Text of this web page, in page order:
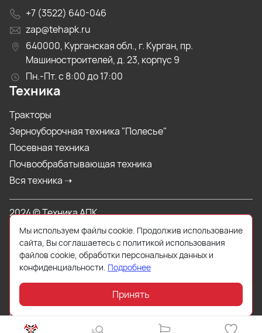
+7 (3522) 640-046
zap@tehapk.ru
640000, Курганская обл., г. Курган, пр.
Машиностроителей, д. 23, корпус 9
Пн.-Пт. с 8:00 до 17:00
Техника
Тракторы
Зерноуборочная техника "Полесье"
Посевная техника
Почвообрабатывающая техника
Вся техника ➝
2024 © Техника АПК
Продажа сельхозтехники, производство и реализация
запасных частей к технике сельскохозяйственного,
промышленного и гражданского назначения.
характер и ни при каких условиях не является публичной офертой,
определяемой положениями Статьи 437 (2) Гражданского кодекса
РФ.
Мы используем файлы cookie. Продолжив использование
сайта, Вы соглашаетесь с политикой использования
файлов cookie, обработки персональных данных и
конфиденциальности. Подробнее
Принять